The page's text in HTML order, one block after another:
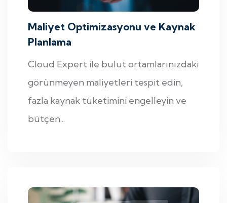
Maliyet Optimizasyonu ve Kaynak
Planlama
Cloud Expert ile bulut ortamlarınızdaki
görünmeyen maliyetleri tespit edin,
fazla kaynak tüketimini engelleyin ve
bütçen...